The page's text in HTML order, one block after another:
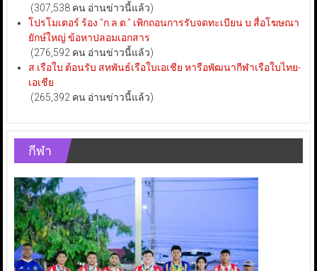
(307,538 คน อ่านข่าวนี้แล้ว)
โปรโมเตอร์ ร้อง “ก.ล.ต.” เพิกถอนการรับจดทะเบียน บ.สื่อโฆษณา
ยักษ์ใหญ่ ข้อหาปลอมเอกสาร
(276,592 คน อ่านข่าวนี้แล้ว)
ส.เรือใบ ต้อนรับ สหพันธ์เรือใบเอเชีย หารือพัฒนากีฬาเรือใบไทย-
เอเชีย
(265,392 คน อ่านข่าวนี้แล้ว)
กีฬา